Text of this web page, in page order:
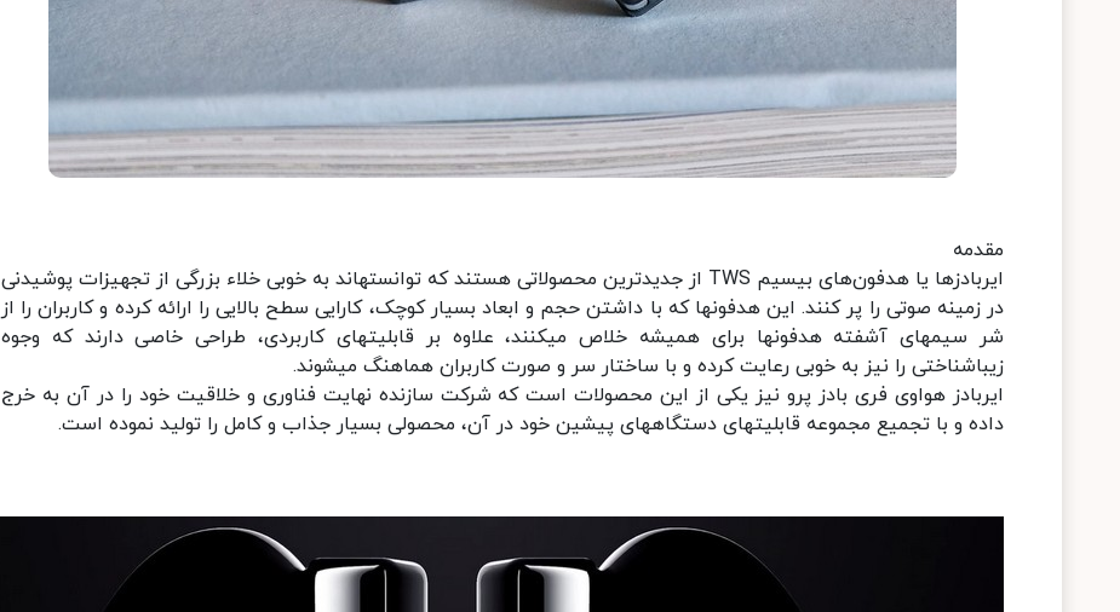
مقدمه
ایربادزها یا هدفون‌‎های بی‎سیم TWS از جدیدترین محصولاتی هستند که توانسته‎اند به خوبی خلاء بزرگی از تجهیزات پوشیدنی
در زمینه صوتی را پر کنند. این هدفون‎ها که با داشتن حجم و ابعاد بسیار کوچک، کارایی سطح بالایی را ارائه کرده و کاربران را از
شر سیم‎های آشفته هدفون‎ها برای همیشه خلاص می‎کنند، علاوه بر قابلیت‎های کاربردی، طراحی خاصی دارند که وجوه
زیباشناختی را نیز به خوبی رعایت کرده و با ساختار سر و صورت کاربران هماهنگ می‎شوند.
ایربادز هواوی فری بادز پرو نیز یکی از این محصولات است که شرکت سازنده نهایت فناوری و خلاقیت خود را در آن به خرج
داده و با تجمیع مجموعه قابلیت‎های دستگاه‎های پیشین خود در آن، محصولی بسیار جذاب و کامل را تولید نموده است.